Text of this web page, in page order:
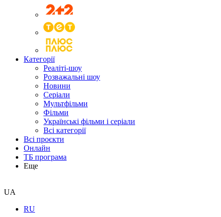
Категорії
Реаліті-шоу
Розважальні шоу
Новини
Серіали
Мультфільми
Фільми
Українські фільми і серіали
Всі категорії
Всі проєкти
Онлайн
ТБ програма
Еще
UA
RU